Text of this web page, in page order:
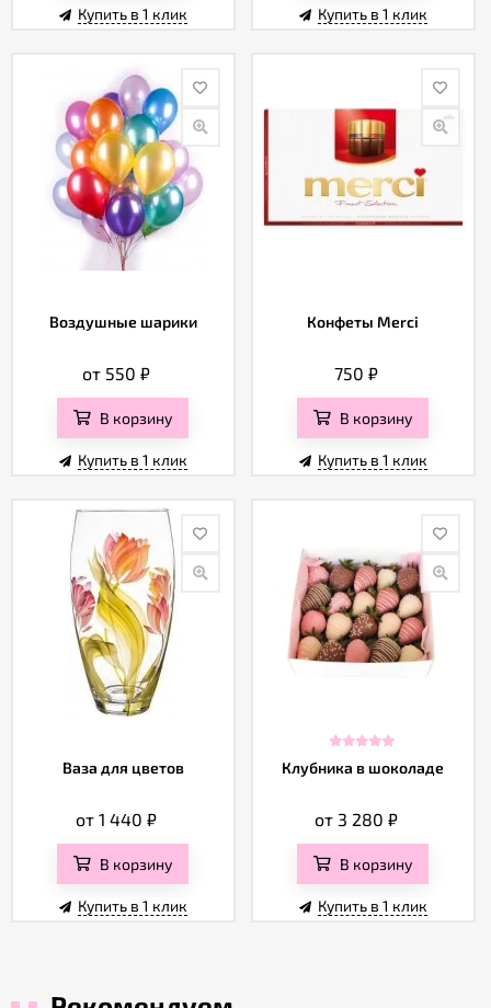
Купить в 1 клик Купить в 1 клик
Воздушные шарики
от 550₽
В корзину
Купить в 1 клик
Конфеты Merci
750₽
В корзину
Купить в 1 клик
Ваза для цветов
от 1 440₽
В корзину
Купить в 1 клик
Клубника в шоколаде
от 3 280₽
В корзину
Купить в 1 клик